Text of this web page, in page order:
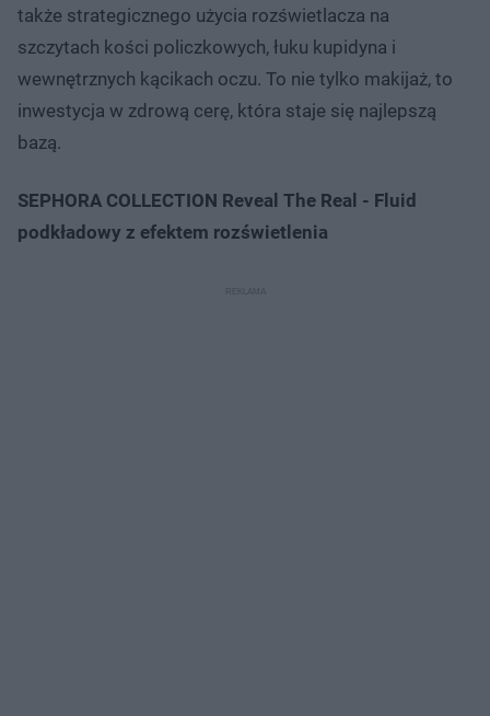
także strategicznego użycia rozświetlacza na
szczytach kości policzkowych, łuku kupidyna i
wewnętrznych kącikach oczu. To nie tylko makijaż, to
inwestycja w zdrową cerę, która staje się najlepszą
bazą.
SEPHORA COLLECTION Reveal The Real - Fluid
podkładowy z efektem rozświetlenia